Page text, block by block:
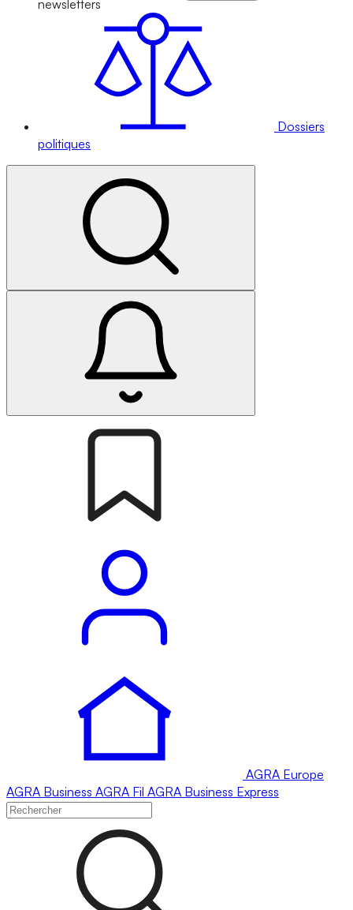
newsletters
Dossiers
politiques
AGRA Europe
AGRA Business AGRA Fil AGRA Business Express